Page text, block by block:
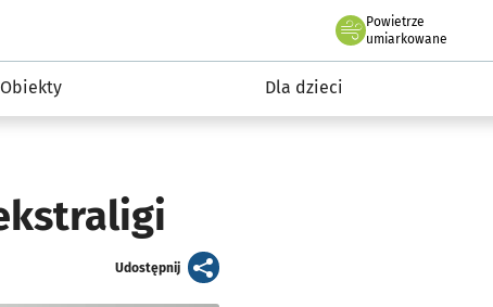
rekreacja
Powietrze
we Wrocławiu
umiarkowane
Obiekty Dla dzieci
Udostępnijartykuł